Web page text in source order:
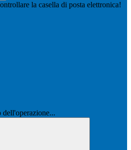
la casella di posta elettronica!
dell'operazione...